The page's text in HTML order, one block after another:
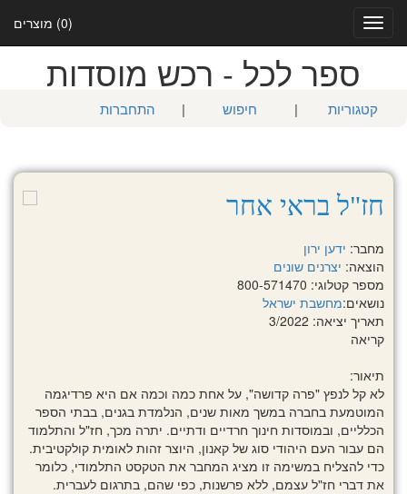
(0) מוצרים
Toggle
navigation
ספר לכל - רכש מוסדות
קטגוריות | חיפוש | התחברות
חז"ל בראי אחר
מחבר: ידען ירון
הוצאה: יצרנים שונים
מספר קטלוגי: 800-571470
נושאים:מחשבת ישראל
תאריך יציאה: 3/2022
קריאה
תיאור:
לא קל לנפץ "פרה קדושה", על אחת כמה וכמה אם היא פרדיגמה
המוטמעת בחברה במשך מאות שנים, הנלמדת בגנים, בבתי הספר
הכלליים, ובמוסדות חינוך חרדיים ודתיים. יתרה מכך, חז"ל והתלמוד
הם עבור העם היהודי סוג של קאנון, היוצר זהות לאומית קולקטיבית.
כדי להצליח במשימה זו מציג המחבר את הטקסט התלמודי, כלומר
את דברי חז"ל עצמם, ללא פרשנות, כפי שהם, בתרגום לעברית.